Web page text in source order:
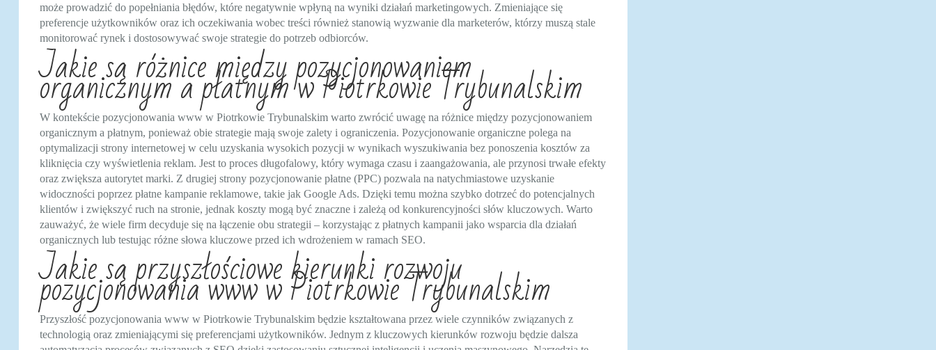
może prowadzić do popełniania błędów, które negatywnie wpłyną na wyniki działań marketingowych. Zmieniające się
preferencje użytkowników oraz ich oczekiwania wobec treści również stanowią wyzwanie dla marketerów, którzy muszą stale
monitorować rynek i dostosowywać swoje strategie do potrzeb odbiorców.
Jakie są różnice między pozycjonowaniem
organicznym a płatnym w Piotrkowie Trybunalskim
W kontekście pozycjonowania www w Piotrkowie Trybunalskim warto zwrócić uwagę na różnice między pozycjonowaniem
organicznym a płatnym, ponieważ obie strategie mają swoje zalety i ograniczenia. Pozycjonowanie organiczne polega na
optymalizacji strony internetowej w celu uzyskania wysokich pozycji w wynikach wyszukiwania bez ponoszenia kosztów za
kliknięcia czy wyświetlenia reklam. Jest to proces długofalowy, który wymaga czasu i zaangażowania, ale przynosi trwałe efekty
oraz zwiększa autorytet marki. Z drugiej strony pozycjonowanie płatne (PPC) pozwala na natychmiastowe uzyskanie
widoczności poprzez płatne kampanie reklamowe, takie jak Google Ads. Dzięki temu można szybko dotrzeć do potencjalnych
klientów i zwiększyć ruch na stronie, jednak koszty mogą być znaczne i zależą od konkurencyjności słów kluczowych. Warto
zauważyć, że wiele firm decyduje się na łączenie obu strategii – korzystając z płatnych kampanii jako wsparcia dla działań
organicznych lub testując różne słowa kluczowe przed ich wdrożeniem w ramach SEO.
Jakie są przyszłościowe kierunki rozwoju
pozycjonowania www w Piotrkowie Trybunalskim
Przyszłość pozycjonowania www w Piotrkowie Trybunalskim będzie kształtowana przez wiele czynników związanych z
technologią oraz zmieniającymi się preferencjami użytkowników. Jednym z kluczowych kierunków rozwoju będzie dalsza